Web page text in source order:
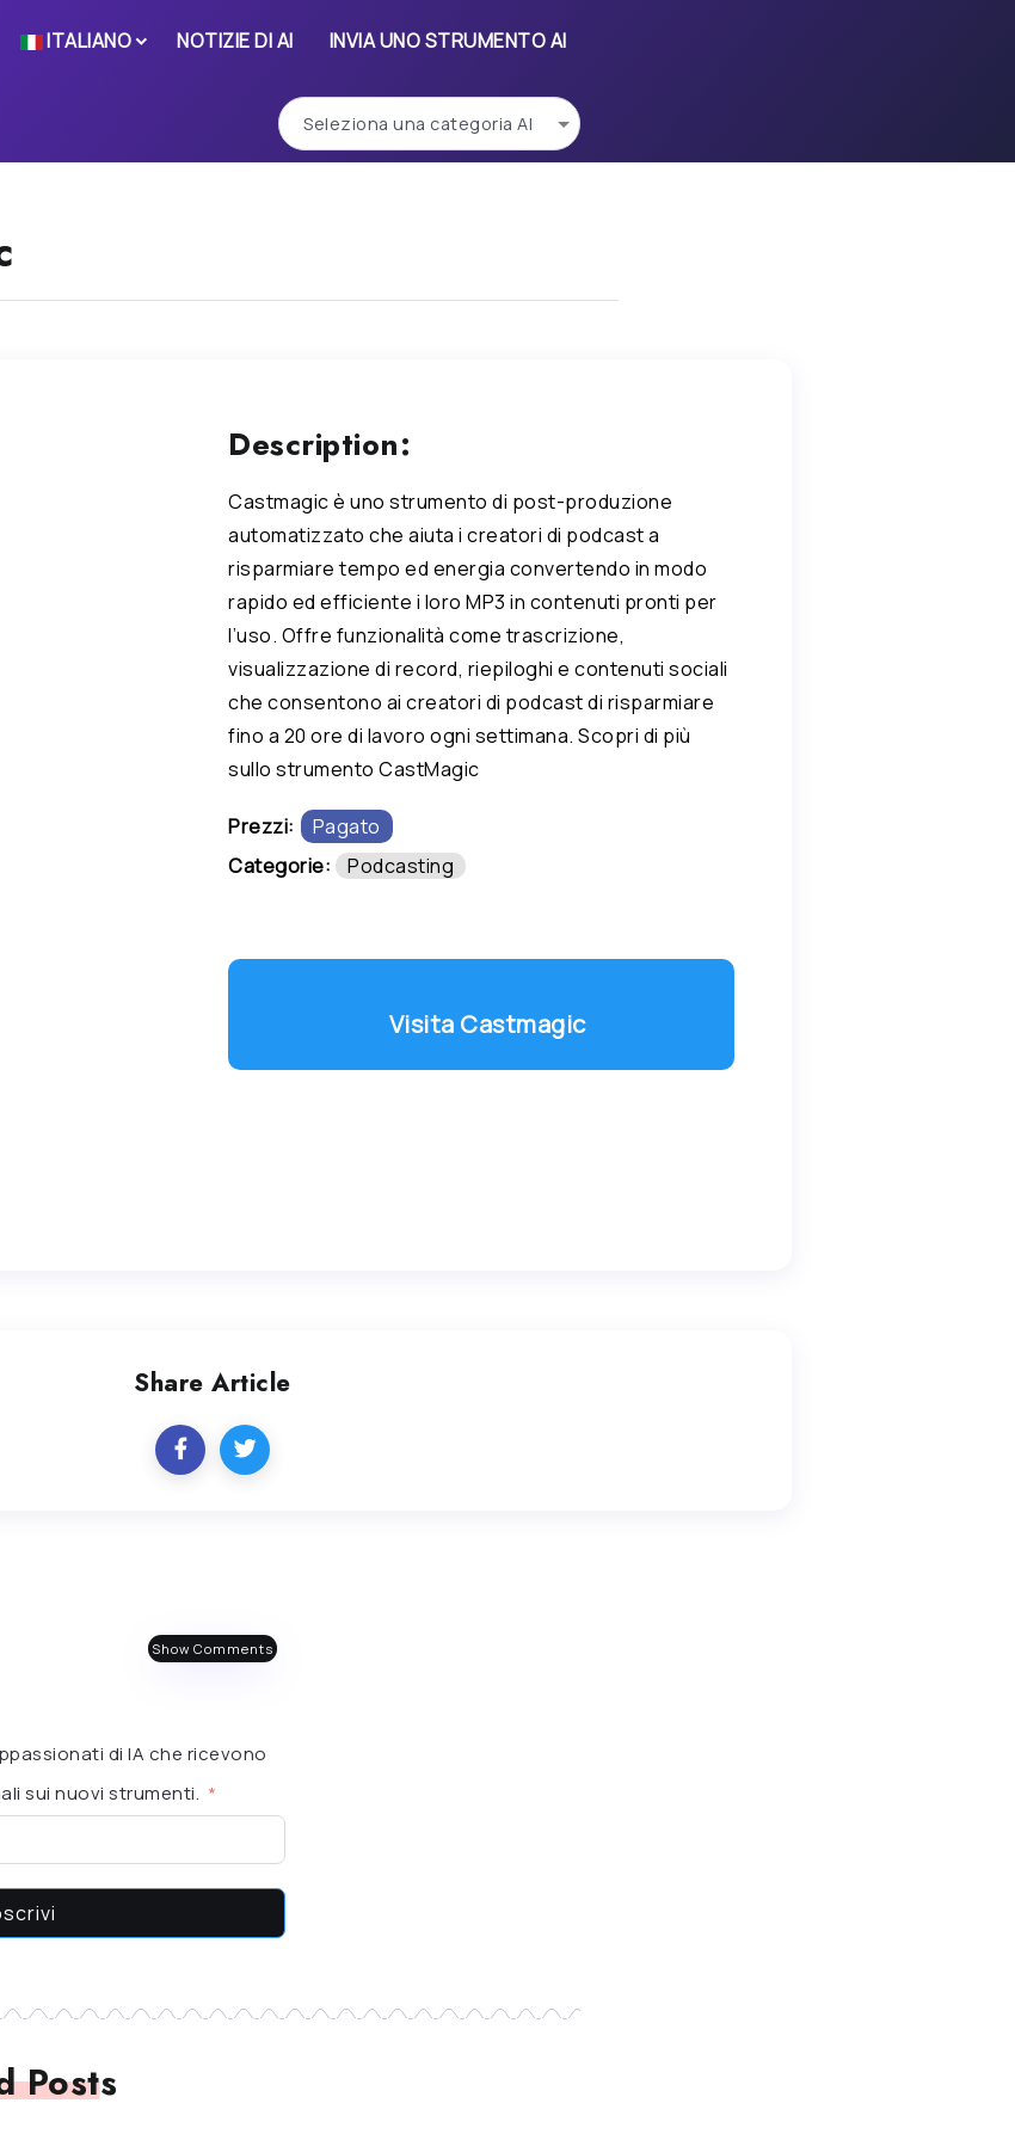
ITALIANO NOTIZIE DI AI INVIA UNO STRUMENTO AI
Description:
Castmagic è uno strumento di post-produzione
automatizzato che aiuta i creatori di podcast a
risparmiare tempo ed energia convertendo in modo
rapido ed efficiente i loro MP3 in contenuti pronti per
l’uso. Offre funzionalità come trascrizione,
visualizzazione di record, riepiloghi e contenuti sociali
che consentono ai creatori di podcast di risparmiare
fino a 20 ore di lavoro ogni settimana. Scopri di più
sullo strumento CastMagic
Prezzi:
Pagato
Categorie:
Podcasting
Visita Castmagic
Share Article
Show Comments
di IA che ricevono
sui nuovi strumenti.
Posts